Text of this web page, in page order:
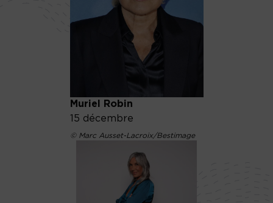
Muriel Robin
15 décembre
© Marc Ausset-Lacroix/Bestimage